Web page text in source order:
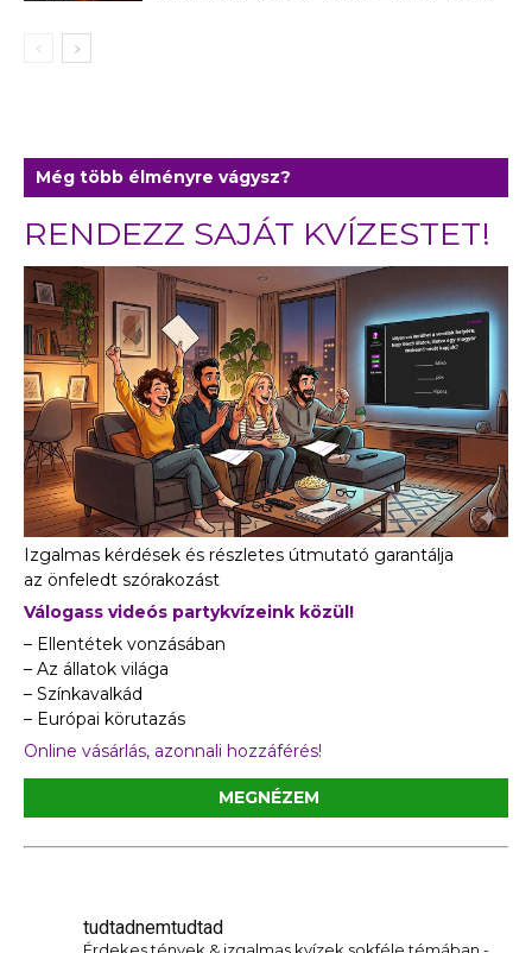
Még több élményre vágysz?
RENDEZZ SAJÁT KVÍZESTET!
Izgalmas kérdések és részletes útmutató garantálja
az önfeledt szórakozást
Válogass videós partykvízeink közül!
– Ellentétek vonzásában
– Az állatok világa
– Színkavalkád
– Európai körutazás
Online vásárlás, azonnali hozzáférés!
MEGNÉZEM
tudtadnemtudtad
Érdekes tények & izgalmas kvízek sokféle témában -